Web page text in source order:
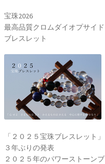
宝珠2026
最高品質クロムダイオプサイド
ブレスレット
「２０２５宝珠ブレスレット」
３年ぶりの発表
２０２５年のパワーストーンブ